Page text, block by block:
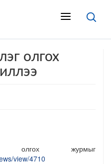
олгох
олгох журмыг
view/4710